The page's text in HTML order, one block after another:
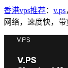
香港vps推荐： v.ps
网络，速度快，